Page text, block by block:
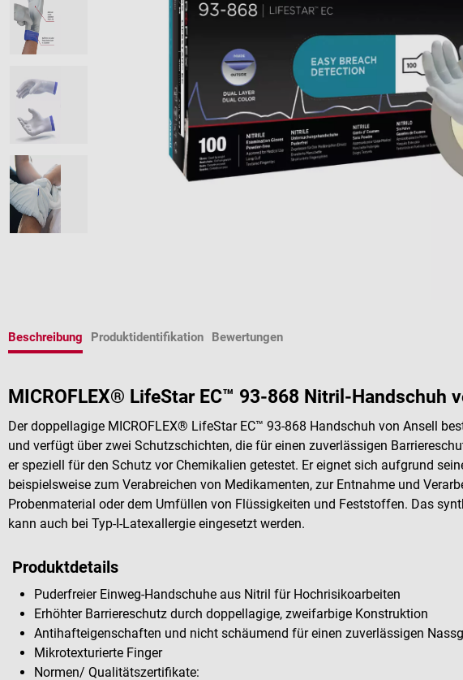
Beschreibung Produktidentifikation Bewertungen
MICROFLEX® LifeStar EC™ 93-868 Nitril-Handschuh
Der doppellagige MICROFLEX® LifeStar EC™ 93-868 Handschuh von Ansell
und verfügt über zwei Schutzschichten, die für einen zuverlässigen
er speziell für den Schutz vor Chemikalien getestet. Er eignet sich aufgrund
beispielsweise zum Verabreichen von Medikamenten, zur Entnahme und
Probenmaterial oder dem Umfüllen von Flüssigkeiten und Feststoffen. Das
kann auch bei Typ-I-Latexallergie eingesetzt werden.
Produktdetails
Puderfreier Einweg-Handschuhe aus Nitril für Hochrisikoarbeiten
Erhöhter Barriereschutz durch doppellagige, zweifarbige Konstruktion
Antihafteigenschaften und nicht schäumend für einen zuverlässigen
Mikrotexturierte Finger
Normen/ Qualitätszertifikate: